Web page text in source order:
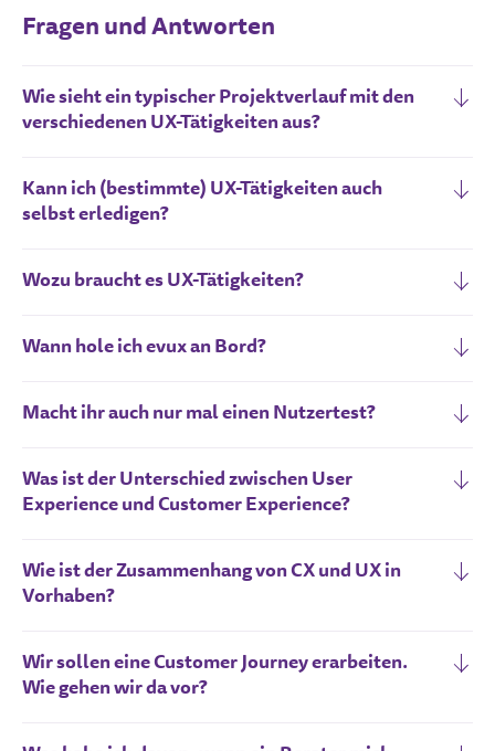
Fragen und Antworten
Wie sieht ein typischer Projektverlauf mit den
verschiedenen UX-Tätigkeiten aus?
Kann ich (bestimmte) UX-Tätigkeiten auch
selbst erledigen?
Wozu braucht es UX-Tätigkeiten?
Wann hole ich evux an Bord?
Macht ihr auch nur mal einen Nutzertest?
Was ist der Unterschied zwischen User
Experience und Customer Experience?
Wie ist der Zusammenhang von CX und UX in
Vorhaben?
Wir sollen eine Customer Journey erarbeiten.
Wie gehen wir da vor?